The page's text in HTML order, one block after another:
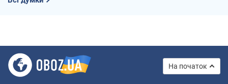
На початок